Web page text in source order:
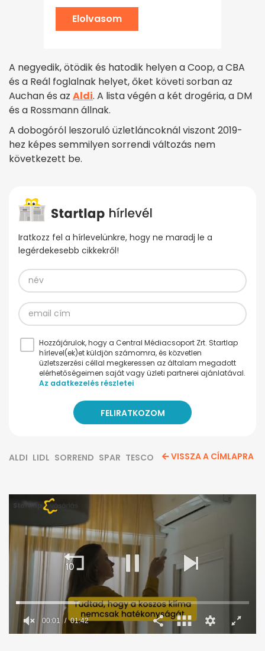
Elolvasom
A negyedik, ötödik és hatodik helyen a Coop, a CBA
és a Reál foglalnak helyet, őket követi sorban az
Auchan és az Aldi. A lista végén a két drogéria, a DM
és a Rossmann állnak.
A dobogóról leszoruló üzletláncoknál viszont 2019-
hez képes semmilyen sorrendi változás nem
következett be.
Iratkozz fel a hírlevelünkre, hogy ne maradj le a
legérdekesebb cikkekről!
Hozzájárulok, hogy a Central Médiacsoport Zrt. Startlap
hírlevel(ek)et küldjön számomra, és közvetlen
üzletszerzési céllal megkeressen az általam megadott
elérhetőségeimen saját vagy üzleti partnerei ajánlatával.
Az adatkezelés részletei
ALDI LIDL SORREND SPAR TESCO VISSZA A CÍMLAPRA
00:02 01:42